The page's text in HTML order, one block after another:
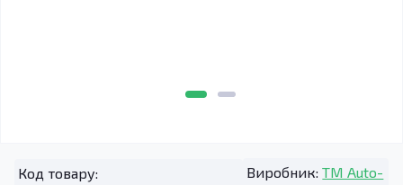
Код товару:
Виробник: TM Auto-